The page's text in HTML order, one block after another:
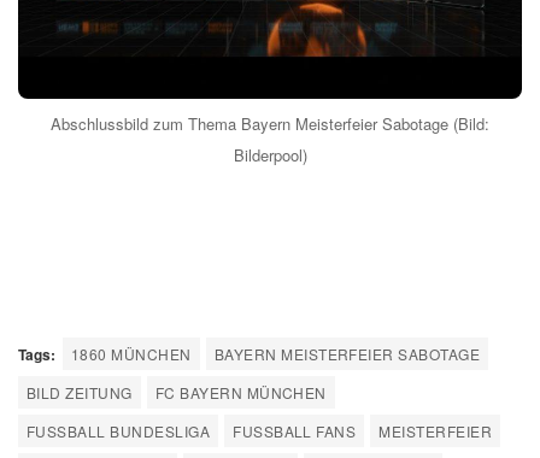
Abschlussbild zum Thema Bayern Meisterfeier Sabotage (Bild:
Bilderpool)
Tags: 1860 MÜNCHEN
BAYERN MEISTERFEIER SABOTAGE
BILD ZEITUNG
FC BAYERN MÜNCHEN
FUSSBALL BUNDESLIGA
FUSSBALL FANS
MEISTERFEIER